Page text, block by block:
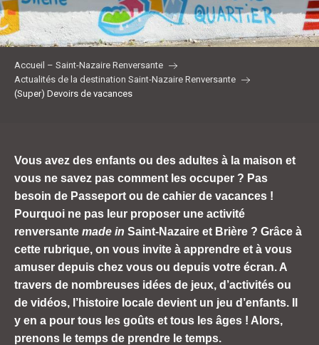
Accueil – Saint-Nazaire Renversante
Actualités de la destination Saint-Nazaire Renversante
(Super) Devoirs de vacances
Vous avez des enfants ou des adultes à la maison et
vous ne savez pas comment les occuper ? Pas
besoin de Passeport ou de cahier de vacances !
Pourquoi ne pas leur proposer une activité
renversante made in Saint-Nazaire et Brière ? Grâce à
cette rubrique, on vous invite à apprendre et à vous
amuser depuis chez vous ou depuis votre écran. A
travers de nombreuses idées de jeux, d’activités ou
de vidéos, l’histoire locale devient un jeu d’enfants. Il
y en a pour tous les goûts et tous les âges ! Alors,
prenons le temps de prendre le temps.